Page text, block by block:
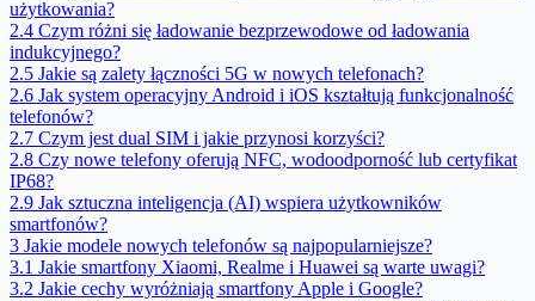
użytkowania?
2.4 Czym różni się ładowanie bezprzewodowe od ładowania
indukcyjnego?
2.5 Jakie są zalety łączności 5G w nowych telefonach?
2.6 Jak system operacyjny Android i iOS kształtują funkcjonalność
telefonów?
2.7 Czym jest dual SIM i jakie przynosi korzyści?
2.8 Czy nowe telefony oferują NFC, wodoodporność lub certyfikat
IP68?
2.9 Jak sztuczna inteligencja (AI) wspiera użytkowników
smartfonów?
3 Jakie modele nowych telefonów są najpopularniejsze?
3.1 Jakie smartfony Xiaomi, Realme i Huawei są warte uwagi?
3.2 Jakie cechy wyróżniają smartfony Apple i Google?